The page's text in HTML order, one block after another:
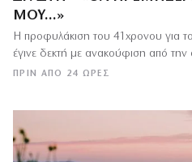
ΜΟΥ…»
ΠΡΙΝ ΑΠΌ 24 ΏΡΕΣ
Η προφυλάκιση του 41χρονου για
έγινε δεκτή με ανακούφιση από την